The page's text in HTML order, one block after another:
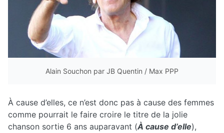
Alain Souchon par JB Quentin / Max PPP
À cause d’elles, ce n’est donc pas à cause des femmes
comme pourrait le faire croire le titre de la jolie
chanson sortie 6 ans auparavant (À cause d’elle),